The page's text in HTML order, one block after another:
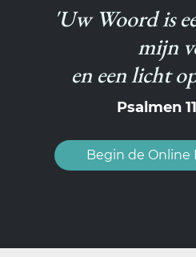
'Uw Woord is
mijn
en een licht
Psalmen
Begin de Online